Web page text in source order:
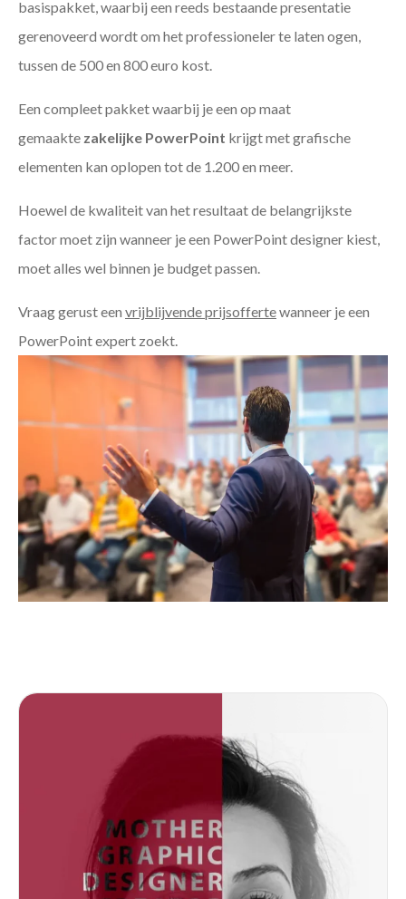
basispakket, waarbij een reeds bestaande presentatie
gerenoveerd wordt om het professioneler te laten ogen,
tussen de 500 en 800 euro kost.
Een compleet pakket waarbij je een op maat
gemaakte zakelijke PowerPoint krijgt met grafische
elementen kan oplopen tot de 1.200 en meer.
Hoewel de kwaliteit van het resultaat de belangrijkste
factor moet zijn wanneer je een PowerPoint designer kiest,
moet alles wel binnen je budget passen.
Vraag gerust een vrijblijvende prijsoffertewanneer je een
PowerPoint expert zoekt.